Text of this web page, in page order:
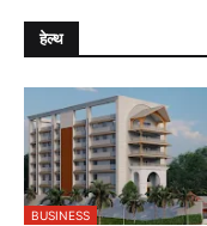
हेल्थ
BUSINESS